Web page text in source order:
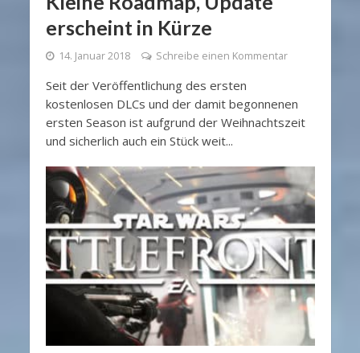
erscheint in Kürze
14. Januar 2018 Schreibe einen Kommentar
Seit der Veröffentlichung des ersten
kostenlosen DLCs und der damit begonnenen
ersten Season ist aufgrund der Weihnachtszeit
und sicherlich auch ein Stück weit...